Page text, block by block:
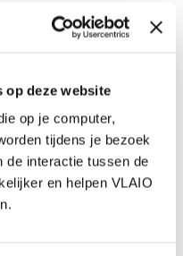
op deze website
op je computer,
tijdens je bezoek
de interactie tussen de
en helpen VLAIO
Disclosure
na te gaan of iemand
te helpen uitwerken, mee
over te vragen. Enkel dan
voor sommige